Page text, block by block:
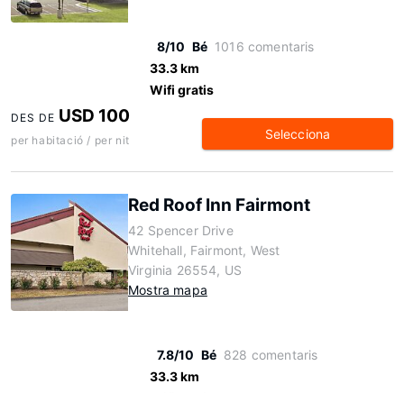
8/10 Bé 1016 comentaris
33.3 km
Wifi gratis
DES DE USD 100
per habitació / per nit Selecciona
Red Roof Inn Fairmont
42 Spencer Drive
Whitehall, Fairmont, West
Virginia 26554, US
Mostra mapa
7.8/10 Bé 828 comentaris
33.3 km